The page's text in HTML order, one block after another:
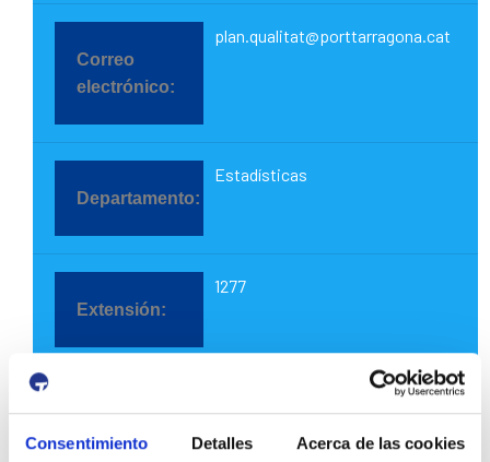
Consentimiento Detalles Acerca de las cookies
plan.qualitat@porttarragona.cat
Estadísticas
1277
estadistica@porttarragona.cat